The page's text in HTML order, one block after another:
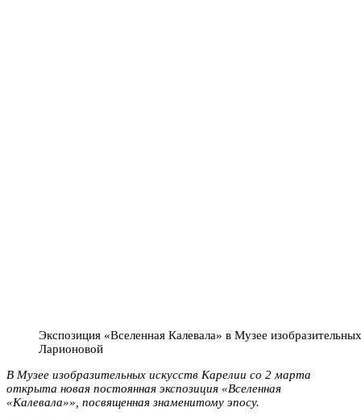
Экспозиция «Вселенная Калевала» в Музее
Ларионовой
В Музее изобразительных искусств Карелии со 2 марта
открыта новая постоянная экспозиция «Вселенная
«Калевала»», посвященная знаменитому эпосу.